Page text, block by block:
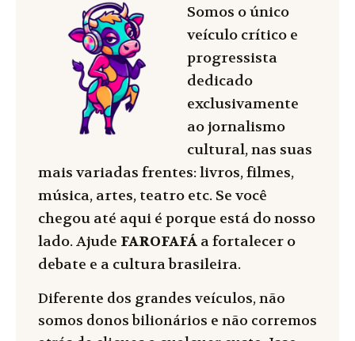
Somos o único
veículo crítico e
progressista
dedicado
exclusivamente
ao jornalismo
cultural, nas suas
mais variadas frentes: livros, filmes,
música, artes, teatro etc. Se você
chegou até aqui é porque está do nosso
lado. Ajude FAROFAFÁ a fortalecer o
debate e a cultura brasileira.
Diferente dos grandes veículos, não
somos donos bilionários e não corremos